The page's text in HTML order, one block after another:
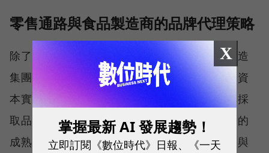
零售通路與食品製造商的品牌代理策略
除了餐飲業者外，部分大型零售通路及食品製造
集團亦在既有供應鏈管理、物流與採購體系、資
本實力以及廣泛通路據點等優勢基礎上，選擇採
取品牌代理策略，引進已於國際市場獲得驗證的
成熟海外餐飲品牌，在短時間內提升營收規模與
X
掌握最新 AI 發展趨勢！
立即訂閱《數位時代》日報、《一天